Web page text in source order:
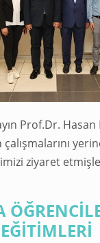
Prof.Dr.
ziyaret
EĞİTİMLERİ